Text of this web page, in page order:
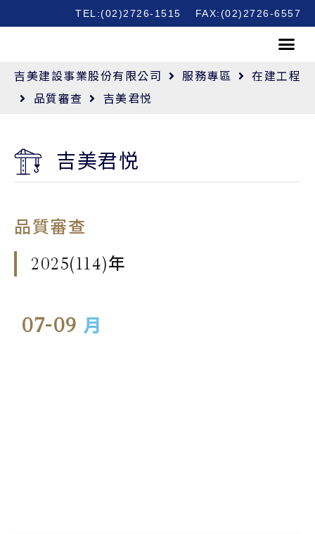
TEL:(02)2726-1515 FAX:(02)2726-6557
吉美建設事業股份有限公司 服務專區
在建工程
品質審查
吉美君悦
吉美君悦
品質審查
2025(114)年
07-09 月